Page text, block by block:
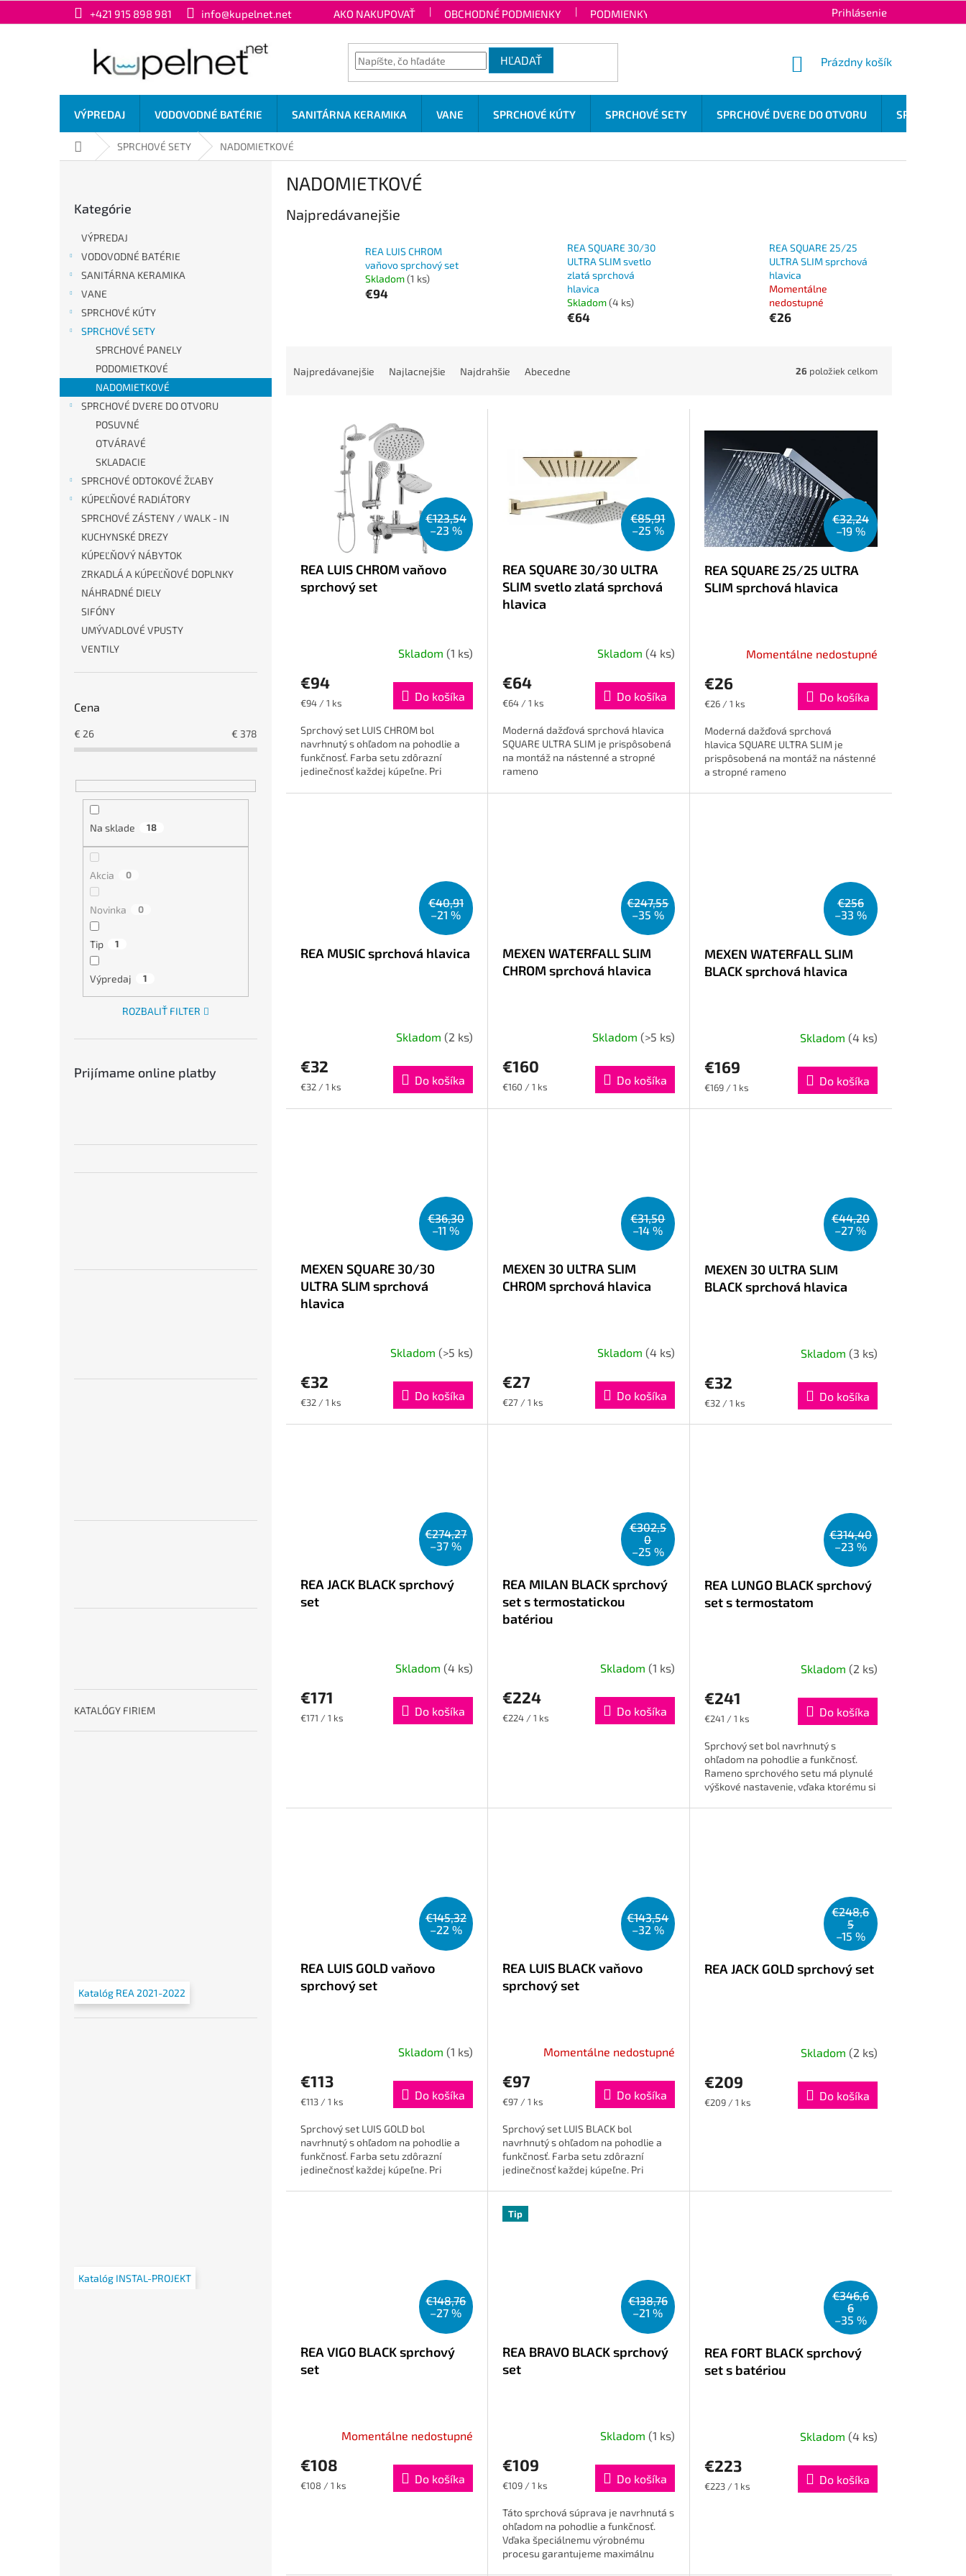
+421 915 898 981 info@kupelnet.net AKO NAKUPOVAŤ OBCHODNÉ PODMIENKY PODMIENKY OCHRANY OSOBNÝCH ÚDAJOV KONTAKTY
Prihlásenie
HĽADAŤ
NÁKUPNÝ
Prázdny košík
VÝPREDAJ VODOVODNÉ BATÉRIE SANITÁRNA KERAMIKA VANE SPRCHOVÉ KÚTY SPRCHOVÉ SETY SPRCHOVÉ DVERE DO OTVORU SPRCHOVÉ
DomovSPRCHOVÉ SETY NADOMIETKOVÉ
kategórie
Kategórie
VÝPREDAJ
VODOVODNÉ BATÉRIE
SANITÁRNA KERAMIKA
VANE
SPRCHOVÉ KÚTY
SPRCHOVÉ SETY
SPRCHOVÉ PANELY
PODOMIETKOVÉ
NADOMIETKOVÉ
SPRCHOVÉ DVERE DO OTVORU
POSUVNÉ
OTVÁRAVÉ
SKLADACIE
SPRCHOVÉ ODTOKOVÉ ŽĽABY
KÚPEĽŇOVÉ RADIÁTORY
SPRCHOVÉ ZÁSTENY / WALK - IN
KUCHYNSKÉ DREZY
KÚPEĽŇOVÝ NÁBYTOK
ZRKADLÁ A KÚPEĽŇOVÉ DOPLNKY
NÁHRADNÉ DIELY
SIFÓNY
UMÝVADLOVÉ VPUSTY
VENTILY
Cena
€ 26 € 378
Na sklade 18
Akcia 0
Novinka 0
Tip 1
Výpredaj 1
ROZBALIŤ FILTER
Prijímame online platby
KATALÓGY FIRIEM
Katalóg REA 2021-2022
Katalóg INSTAL-PROJEKT
NADOMIETKOVÉ
Najpredávanejšie
REA LUIS CHROM
vaňovo sprchový set
Skladom(1 ks)
€94
REA SQUARE 30/30
ULTRA SLIM svetlo
zlatá sprchová
hlavica
Skladom(4 ks)
€64
REA SQUARE 25/25
ULTRA SLIM sprchová
hlavica
Momentálne
nedostupné
€26
Najpredávanejšie Najlacnejšie Najdrahšie Abecedne 26 položiek celkom
€123,54
–23 %
REA LUIS CHROM vaňovo
sprchový set
Skladom (1 ks)
€94
Jednotková
€94 / 1 ks Do košíka
Sprchový set LUIS CHROM bol
navrhnutý s ohľadom na pohodlie a
funkčnosť. Farba setu zdôrazní
jedinečnosť každej kúpeľne. Pri
€85,91
–25 %
REA SQUARE 30/30 ULTRA
SLIM svetlo zlatá sprchová
hlavica
Skladom (4 ks)
€64
Jednotková
€64 / 1 ks Do košíka
Moderná dažďová sprchová hlavica
SQUARE ULTRA SLIM je prispôsobená
na montáž na nástenné a stropné
rameno
€32,24
–19 %
REA SQUARE 25/25 ULTRA
SLIM sprchová hlavica
Momentálne nedostupné
€26
Jednotková
€26 / 1 ks Do košíka
Moderná dažďová sprchová
hlavica SQUARE ULTRA SLIM je
prispôsobená na montáž na nástenné
a stropné rameno
€40,91
–21 %
REA MUSIC sprchová hlavica
Skladom (2 ks)
€32
Jednotková
€32 / 1 ks Do košíka
€247,55
–35 %
MEXEN WATERFALL SLIM
CHROM sprchová hlavica
Skladom (>5 ks)
€160
Jednotková
€160 / 1 ks Do košíka
€256
–33 %
MEXEN WATERFALL SLIM
BLACK sprchová hlavica
Skladom (4 ks)
€169
Jednotková
€169 / 1 ks Do košíka
€36,30
–11 %
MEXEN SQUARE 30/30
ULTRA SLIM sprchová
hlavica
Skladom (>5 ks)
€32
Jednotková
€32 / 1 ks Do košíka
€31,50
–14 %
MEXEN 30 ULTRA SLIM
CHROM sprchová hlavica
Skladom (4 ks)
€27
Jednotková
€27 / 1 ks Do košíka
€44,20
–27 %
MEXEN 30 ULTRA SLIM
BLACK sprchová hlavica
Skladom (3 ks)
€32
Jednotková
€32 / 1 ks Do košíka
€274,27
–37 %
REA JACK BLACK sprchový
set
Skladom (4 ks)
€171
Jednotková
€171 / 1 ks Do košíka
€302,5
0
–25 %
REA MILAN BLACK sprchový
set s termostatickou
batériou
Skladom (1 ks)
€224
Jednotková
€224 / 1 ks Do košíka
€314,40
–23 %
REA LUNGO BLACK sprchový
set s termostatom
Skladom (2 ks)
€241
Jednotková
€241 / 1 ks Do košíka
Sprchový set bol navrhnutý s
ohľadom na pohodlie a funkčnosť.
Rameno sprchového setu má plynulé
výškové nastavenie, vďaka ktorému si
€145,32
–22 %
REA LUIS GOLD vaňovo
sprchový set
Skladom (1 ks)
€113
Jednotková
€113 / 1 ks Do košíka
Sprchový set LUIS GOLD bol
navrhnutý s ohľadom na pohodlie a
funkčnosť. Farba setu zdôrazní
jedinečnosť každej kúpeľne. Pri
€143,54
–32 %
REA LUIS BLACK vaňovo
sprchový set
Momentálne nedostupné
€97
Jednotková
€97 / 1 ks Do košíka
Sprchový set LUIS BLACK bol
navrhnutý s ohľadom na pohodlie a
funkčnosť. Farba setu zdôrazní
jedinečnosť každej kúpeľne. Pri
€248,6
5
–15 %
REA JACK GOLD sprchový set
Skladom (2 ks)
€209
Jednotková
€209 / 1 ks Do košíka
€148,76
–27 %
REA VIGO BLACK sprchový
set
Momentálne nedostupné
€108
Jednotková
€108 / 1 ks Do košíka
Tip
€138,76
–21 %
REA BRAVO BLACK sprchový
set
Skladom (1 ks)
€109
Jednotková
€109 / 1 ks Do košíka
Táto sprchová súprava je navrhnutá s
ohľadom na pohodlie a funkčnosť.
Vďaka špeciálnemu výrobnému
procesu garantujeme maximálnu
€346,6
6
–35 %
REA FORT BLACK sprchový
set s batériou
Skladom (4 ks)
€223
Jednotková
€223 / 1 ks Do košíka